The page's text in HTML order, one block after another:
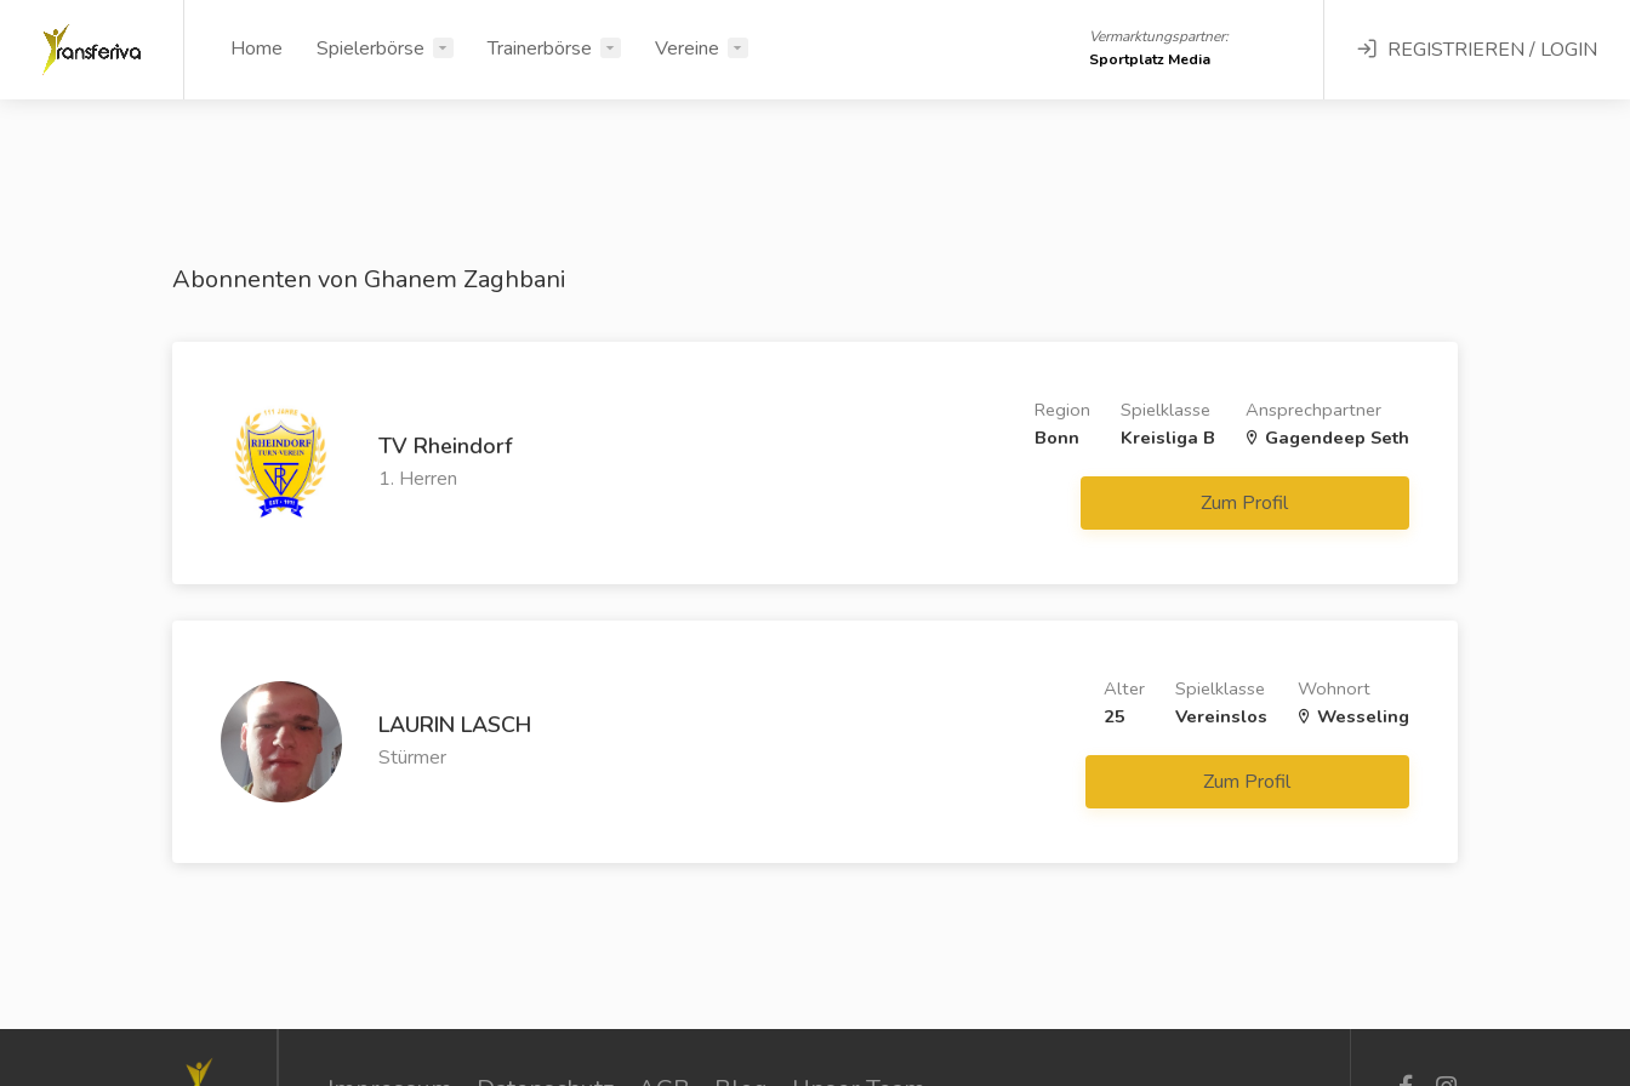
Home Spielerbörse Trainerbörse Vereine
Vermarktungspartner:
Sportplatz Media
REGISTRIEREN / LOGIN
Abonnenten von Ghanem Zaghbani
TV Rheindorf
1. Herren
Ansprechpartner
Gagendeep Seth
Spielklasse
Kreisliga B
Region
Bonn
Zum Profil
LAURIN LASCH
Stürmer
Wohnort
Wesseling
Spielklasse
Vereinslos
Alter
25
Zum Profil